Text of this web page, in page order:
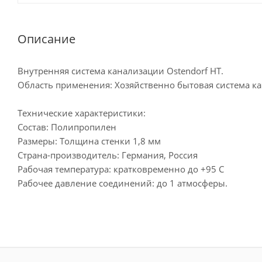
Описание
Внутренняя система канализации Ostendorf HT.
Область применения: Хозяйственно бытовая система
Технические характеристики:
Состав: Полипропилен
Размеры: Толщина стенки 1,8 мм
Страна-производитель: Германия, Россия
Рабочая температура: кратковременно до +95 C
Рабочее давление соединений: до 1 атмосферы.